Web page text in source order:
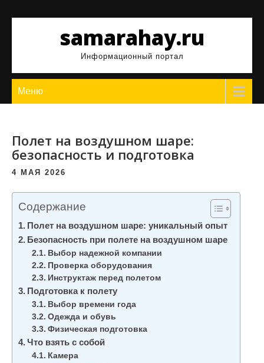
samarahay.ru
Информационный портал
Меню
Полет на воздушном шаре:
безопасность и подготовка
4 МАЯ 2026
Содержание
Полет на воздушном шаре: уникальный опыт
Безопасность при полете на воздушном шаре
Выбор надежной компании
Проверка оборудования
Инструктаж перед полетом
Подготовка к полету
Выбор времени года
Одежда и обувь
Физическая подготовка
Что взять с собой
Камера